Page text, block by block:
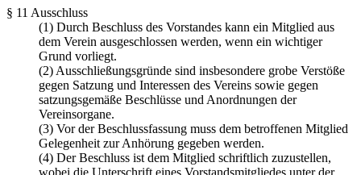
§ 11 Ausschluss
(1) Durch Beschluss des Vorstandes kann ein Mitglied aus
dem Verein ausgeschlossen werden, wenn ein wichtiger
Grund vorliegt.
(2) Ausschließungsgründe sind insbesondere grobe Verstöße
gegen Satzung und Interessen des Vereins sowie gegen
satzungsgemäße Beschlüsse und Anordnungen der
Vereinsorgane.
(3) Vor der Beschlussfassung muss dem betroffenen Mitglied
Gelegenheit zur Anhörung gegeben werden.
(4) Der Beschluss ist dem Mitglied schriftlich zuzustellen,